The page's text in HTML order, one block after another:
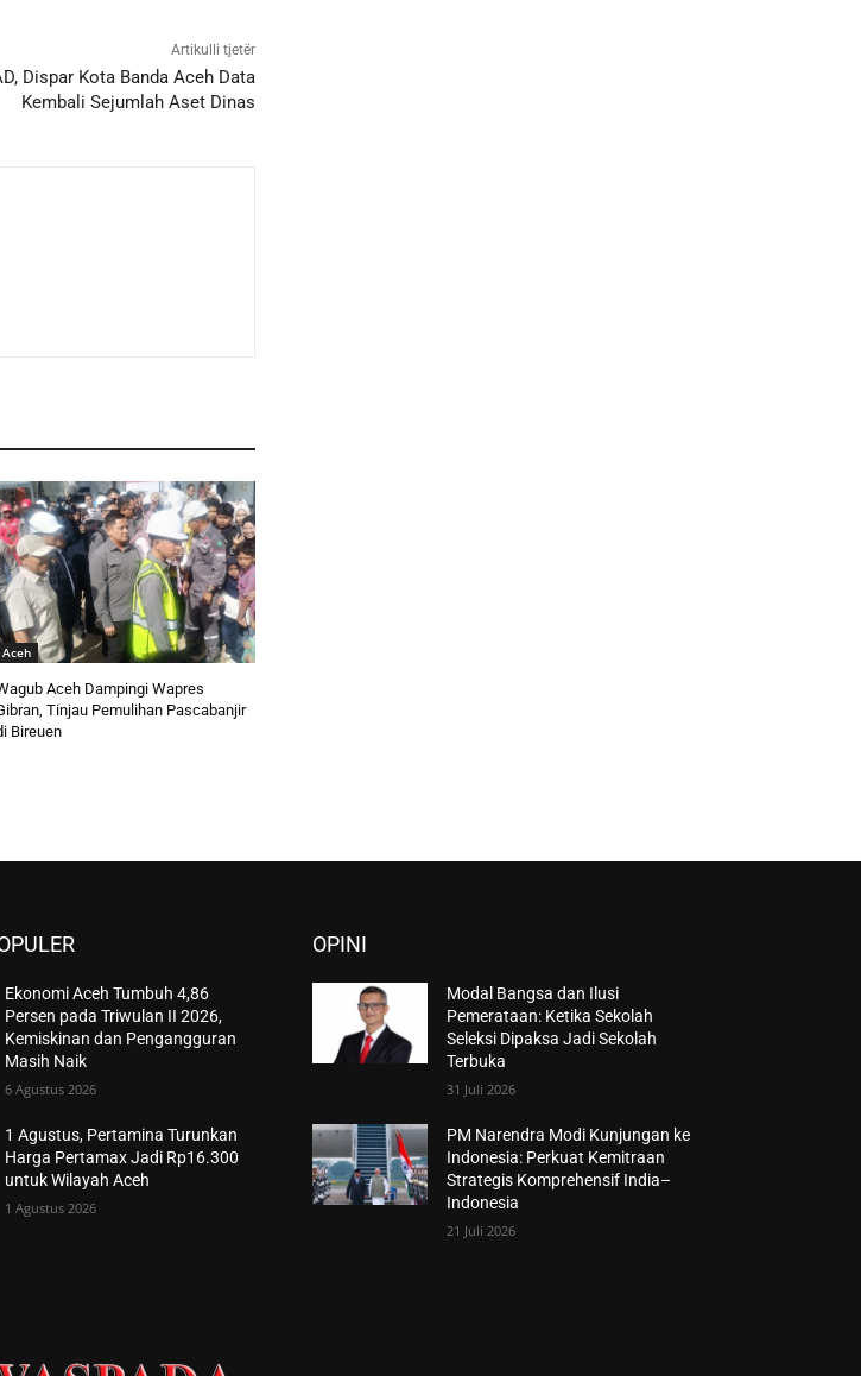
Artikulli tjetër
Dispar Kota Banda Aceh Data
Kembali Sejumlah Aset Dinas
Aceh
Aceh Dampingi Wapres
Tinjau Pemulihan Pascabanjir
Bireuen
Ekonomi Aceh Tumbuh 4,86
Persen pada Triwulan II 2026,
Kemiskinan dan Pengangguran
Masih Naik
6 Agustus 2026
1 Agustus, Pertamina Turunkan
Harga Pertamax Jadi Rp16.300
untuk Wilayah Aceh
1 Agustus 2026
OPINI
Modal Bangsa dan Ilusi
Pemerataan: Ketika Sekolah
Seleksi Dipaksa Jadi Sekolah
Terbuka
31 Juli 2026
PM Narendra Modi Kunjungan ke
Indonesia: Perkuat Kemitraan
Strategis Komprehensif India–
Indonesia
21 Juli 2026